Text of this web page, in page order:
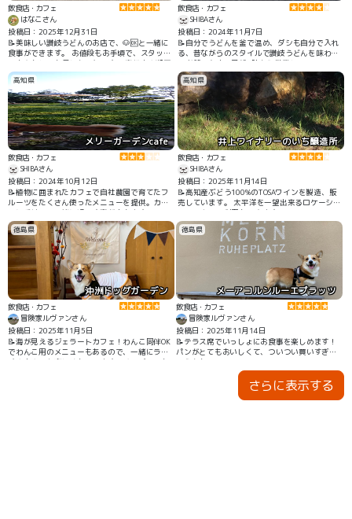
飲食店・カフェ
はなこさん
投稿日：2025年12月31日
📝美味しい讃岐うどんのお店で、🐶🆗と一緒に
食事ができます。 お値段もお手頃で、スタッフ
の方々もとても優しかったです。 高松市や瀬戸
大橋などの絶景が望める屋島の近くにありま
す。
飲食店・カフェ
SHIBAさん
投稿日：2024年11月7日
📝自分でうどんを釜で温め、ダシも自分で入れ
る、昔ながらのスタイルで讃岐うどんを味わえ
る老舗の名店。早朝6時から営業しているので、
朝うどんしてからの香川観光にもピッタリで
す。
高知県
メリーガーデンcafe
飲食店・カフェ
SHIBAさん
投稿日：2024年10月12日
📝植物に囲まれたカフェで自社農園で育てたフ
ルーツをたくさん使ったメニューを提供。カー
トに乗せて、一緒に過ごす事が出来ます。テラ
ス席では、リードに繋いでいたらOKです。
高知県
井上ワイナリーのいち醸造所
飲食店・カフェ
SHIBAさん
投稿日：2025年11月14日
📝高知産ぶどう100%のTOSAワインを製造、販
売しています。 太平洋を一望出来るロケーショ
ンで、カフェ利用もできます。
徳島県
沖洲ドッグガーデン
飲食店・カフェ
冒険家ルヴァンさん
投稿日：2025年11月5日
📝海が見えるジェラートカフェ！わんこ同伴OK
でわんこ用のメニューもあるので、一緒にラン
チやおやつを楽しめちゃいます。ドッグランも
徳島県
メーアコルンルーエプラッツ
飲食店・カフェ
冒険家ルヴァンさん
投稿日：2025年11月14日
📝テラス席でいっしょにお食事を楽しめます！
パンがとてもおいしくて、ついつい買いすぎち
ゃうかも！
さらに表示する